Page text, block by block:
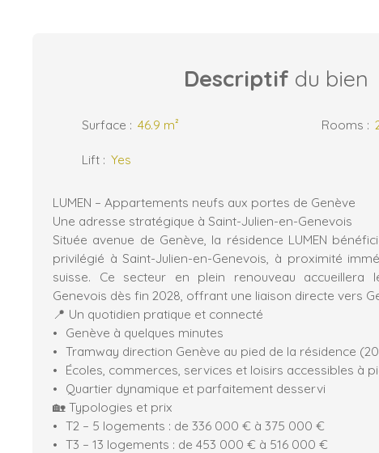
Descriptif du bien
Surface : 46.9 m² Rooms :
Lift : Yes
LUMEN – Appartements neufs aux portes de Genève
Une adresse stratégique à Saint-Julien-en-Genevois
Située avenue de Genève, la résidence LUMEN
privilégié à Saint-Julien-en-Genevois, à proximité
suisse. Ce secteur en plein renouveau accueillera
Genevois dès fin 2028, offrant une liaison directe vers
📍 Un quotidien pratique et connecté
Genève à quelques minutes
Tramway direction Genève au pied de la résidence
Écoles, commerces, services et loisirs accessibles à
Quartier dynamique et parfaitement desservi
🏡 Typologies et prix
T2 – 5 logements : de 336 000 € à 375 000 €
T3 – 13 logements : de 453 000 € à 516 000 €